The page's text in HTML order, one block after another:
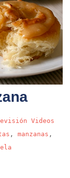
Videos
, manzanas ,